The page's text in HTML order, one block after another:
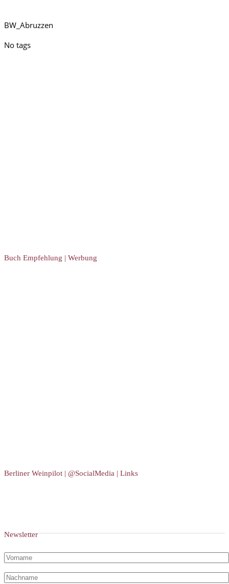
BW_Abruzzen
No tags
Buch Empfehlung | Werbung
Berliner Weinpilot | @SocialMedia | Links
Newsletter